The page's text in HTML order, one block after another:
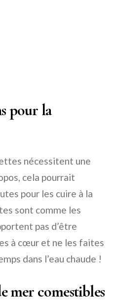
pour la
nécessitent une
cela pourrait
pour les cuire à la
sont comme les
pas d’être
à cœur et ne les faites
dans l’eau chaude !
mer comestibles